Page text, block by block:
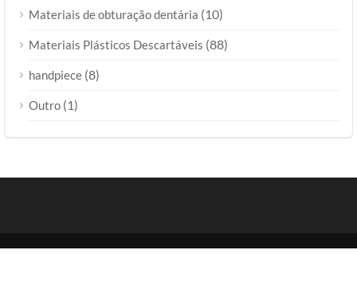
Materiais de obturação dentária (10)
Materiais Plásticos Descartáveis (88)
handpiece (8)
Outro (1)